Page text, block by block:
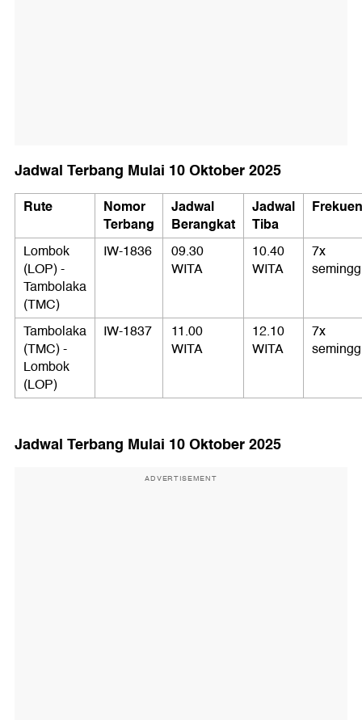
Jadwal Terbang Mulai 10 Oktober 2025
Rute
Nomor
Terbang
Jadwal
Berangkat
Jadwal
Tiba
Lombok
(LOP) -
Tambolaka
(TMC)
IW-1836
09.30
WITA
10.40
WITA
7x
Tambolaka
(TMC) -
Lombok
(LOP)
IW-1837
11.00
WITA
12.10
WITA
7x
Jadwal Terbang Mulai 10 Oktober 2025
ADVERTISEMENT